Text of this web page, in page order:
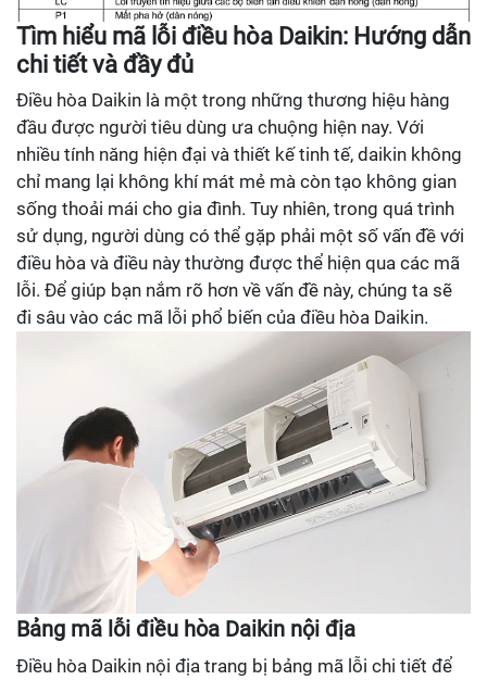
Tìm hiểu mã lỗi điều hòa Daikin: Hướng dẫn
chi tiết và đầy đủ
Điều hòa Daikin là một trong những thương hiệu hàng
đầu được người tiêu dùng ưa chuộng hiện nay. Với
nhiều tính năng hiện đại và thiết kế tinh tế, daikin không
chỉ mang lại không khí mát mẻ mà còn tạo không gian
sống thoải mái cho gia đình. Tuy nhiên, trong quá trình
sử dụng, người dùng có thể gặp phải một số vấn đề với
điều hòa và điều này thường được thể hiện qua các mã
lỗi. Để giúp bạn nắm rõ hơn về vấn đề này, chúng ta sẽ
đi sâu vào các mã lỗi phổ biến của điều hòa Daikin.
Bảng mã lỗi điều hòa Daikin nội địa
Điều hòa Daikin nội địa trang bị bảng mã lỗi chi tiết để